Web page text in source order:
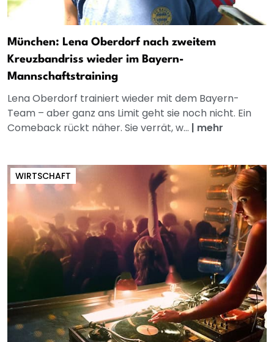
München: Lena Oberdorf nach zweitem
Kreuzbandriss wieder im Bayern-
Mannschaftstraining
Lena Oberdorf trainiert wieder mit dem Bayern-
Team – aber ganz ans Limit geht sie noch nicht. Ein
Comeback rückt näher. Sie verrät, w... | mehr
WIRTSCHAFT